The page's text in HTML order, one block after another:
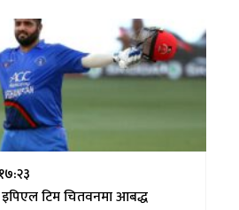
टिम चितवनमा आबद्ध